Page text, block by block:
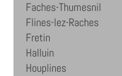
Faches-Thumesnil
Flines-lez-Raches
Fretin
Halluin
Houplines